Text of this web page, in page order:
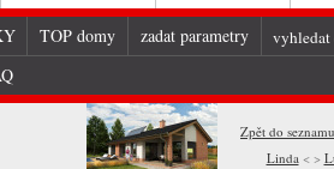
TOP domy
zadat parametry
Zpět do
Linda< >